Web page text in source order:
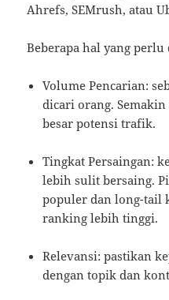
Ahrefs, SEMrush, atau
Beberapa hal yang
Volume Pencarian:
dicari orang.
besar potensi trafik.
Tingkat Persaingan:
lebih sulit bersaing.
populer dan long-tail
ranking lebih tinggi.
Relevansi: pastikan
dengan topik dan